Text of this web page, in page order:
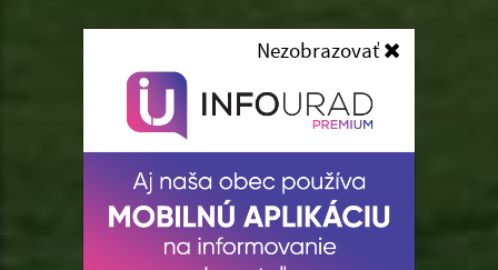
Nezobrazovať